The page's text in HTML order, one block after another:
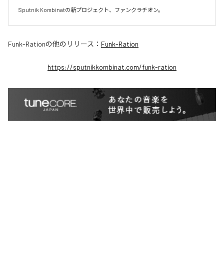
Sputnik Kombinatの新プロジェクト、ファンクラチオン。
Funk-Rationの他のリリース： Funk-Ration
https://sputnikkombinat.com/funk-ration